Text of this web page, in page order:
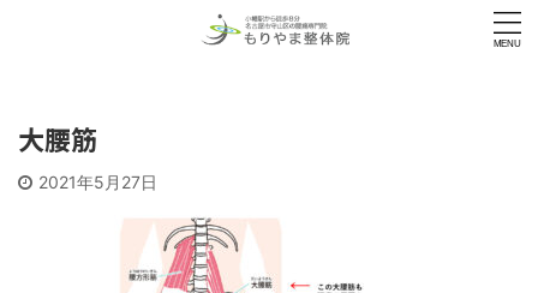
大腰筋
2021年5月27日